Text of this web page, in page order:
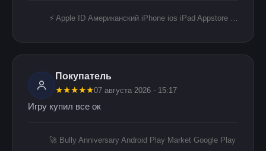
⚡️ Apple ID Американский iPhone ios iPad Appstore +🎁🎈 USA ICLOUD ЛИЧНЫЙ БЕЗ 2FA
Покупатель
★★★★★07 августа 2026 - 15:17
Игру купил все ок
🚀 Bully Anniversary Android Play Market Google Play